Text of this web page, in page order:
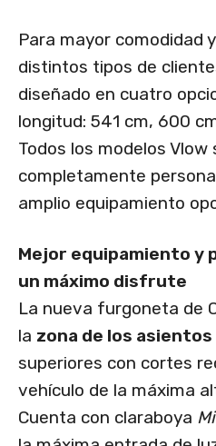
Para mayor comodidad
distintos tipos de
diseñado en cuatro
longitud: 541 cm, 600
Todos los modelos Vlow
completamente
amplio equipamiento
Mejor equipamiento y
un máximo disfrute
La nueva furgoneta de
la zona de los asientos
superiores con cortes
vehículo de la máxima
Cuenta con claraboya